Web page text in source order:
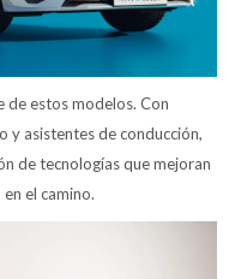
de estos modelos. Con
y asistentes de conducción,
de tecnologías que mejoran
el camino.